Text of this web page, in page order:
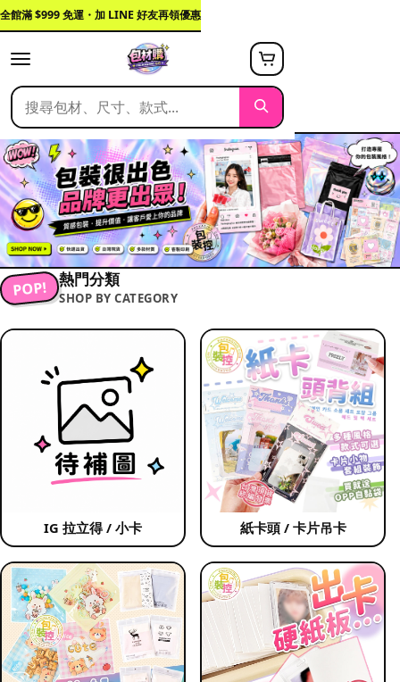
全館滿 $999 免運・加 LINE 好友再領優惠
POP! 熱門分類
SHOP BY CATEGORY
IG 拉立得 / 小卡 紙卡頭 / 卡片吊卡